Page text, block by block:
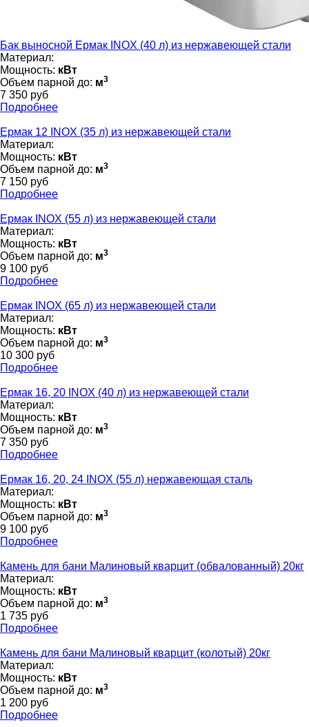
Бак выносной Ермак INOX (40 л) из нержавеющей стали
Материал:
Мощность: кВт
Объем парной до: м3
7 350 руб
Подробнее
Ермак 12 INOX (35 л) из нержавеющей стали
Материал:
Мощность: кВт
Объем парной до: м3
7 150 руб
Подробнее
Ермак INOX (55 л) из нержавеющей стали
Материал:
Мощность: кВт
Объем парной до: м3
9 100 руб
Подробнее
Ермак INOX (65 л) из нержавеющей стали
Материал:
Мощность: кВт
Объем парной до: м3
10 300 руб
Подробнее
Ермак 16, 20 INOX (40 л) из нержавеющей стали
Материал:
Мощность: кВт
Объем парной до: м3
7 350 руб
Подробнее
Ермак 16, 20, 24 INOX (55 л) нержавеющая сталь
Материал:
Мощность: кВт
Объем парной до: м3
9 100 руб
Подробнее
Камень для бани Малиновый кварцит (обвалованный) 20кг
Материал:
Мощность: кВт
Объем парной до: м3
1 735 руб
Подробнее
Камень для бани Малиновый кварцит (колотый) 20кг
Материал:
Мощность: кВт
Объем парной до: м3
1 200 руб
Подробнее